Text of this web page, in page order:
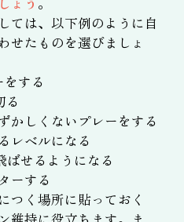
ては、以下例のように自
せたものを選びましょ
する
る
かしくないプレーをする
レベルになる
ばせるようになる
ーする
つく場所に貼っておく